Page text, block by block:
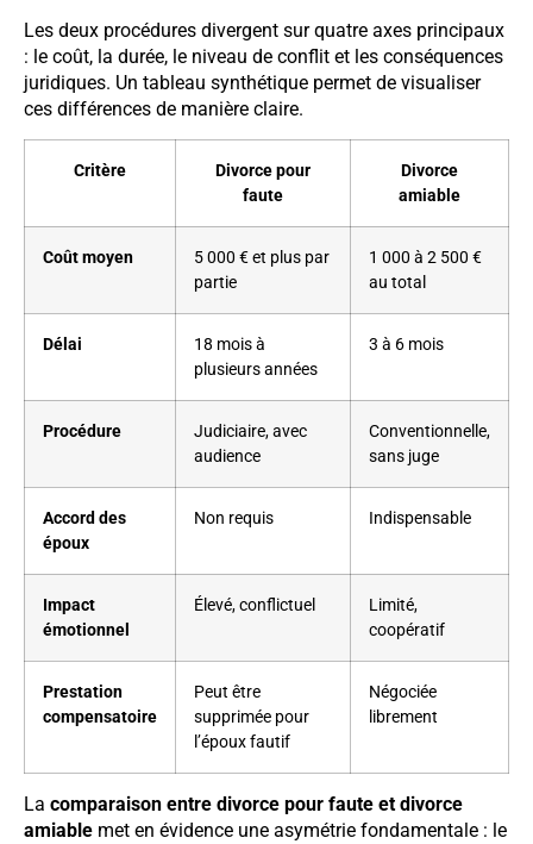
Les deux procédures divergent sur quatre axes principaux
: le coût, la durée, le niveau de conflit et les conséquences
juridiques. Un tableau synthétique permet de visualiser
ces différences de manière claire.
Critère
Divorce pour
faute
Divorce
amiable
Coût moyen
5 000 € et plus par
partie
1 000 à 2 500 €
au total
Délai
18 mois à
plusieurs années
3 à 6 mois
Procédure
Judiciaire, avec
audience
Conventionnelle,
sans juge
Accord des
époux
Non requis Indispensable
Impact
émotionnel
Élevé, conflictuel
Limité,
coopératif
Prestation
compensatoire
Peut être
supprimée pour
l’époux fautif
Négociée
librement
La comparaison entre divorce pour faute et divorce
amiable met en évidence une asymétrie fondamentale : le